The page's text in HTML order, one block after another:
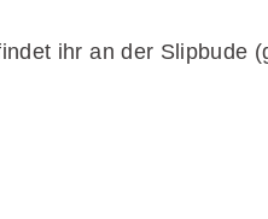
ihr an der Slipbude